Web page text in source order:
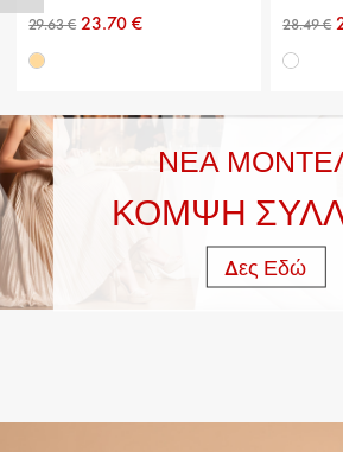
23.70 €
ΝΕΑ
ΚΟΜΨΗ
Δες Εδώ